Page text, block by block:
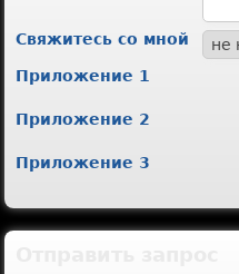
Свяжитесь со мной
Приложение 1
Приложение 2
Приложение 3